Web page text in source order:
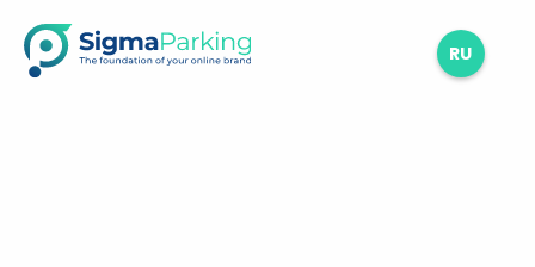
RU